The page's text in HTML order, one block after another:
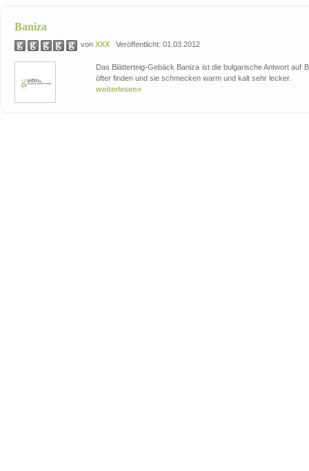
Baniza
von XXX Veröffentlicht: 01.03.2012
Das Blätterteig-Gebäck Baniza ist die bulgarische Antwort auf
öfter finden und sie schmecken warm und kalt sehr lecker.
weiterlesen»